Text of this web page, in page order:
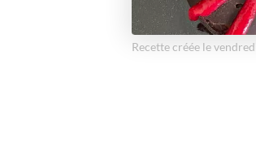
Recette créée le